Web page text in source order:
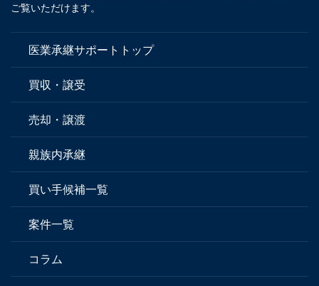
ご覧いただけます。
医業承継サポートトップ
買収・譲受
売却・譲渡
親族内承継
買い手候補一覧
案件一覧
コラム